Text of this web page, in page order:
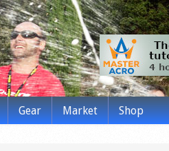
Gear Market Shop